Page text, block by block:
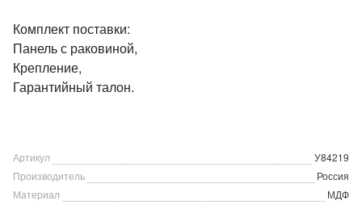
Комплект поставки:
Панель с раковиной,
Крепление,
Гарантийный талон.
Артикул
У84219
Производитель
Россия
Материал
МДФ